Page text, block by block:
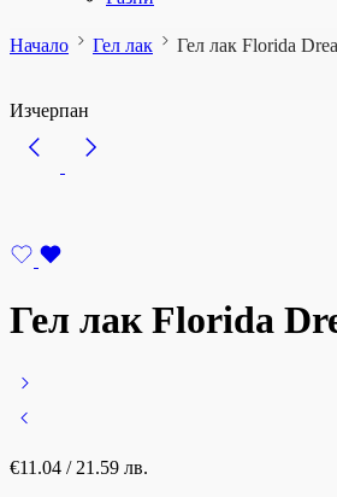
Начало Гел лак Гел лак Florida
Изчерпан
Гел лак Florida
€11.04 / 21.59 лв.